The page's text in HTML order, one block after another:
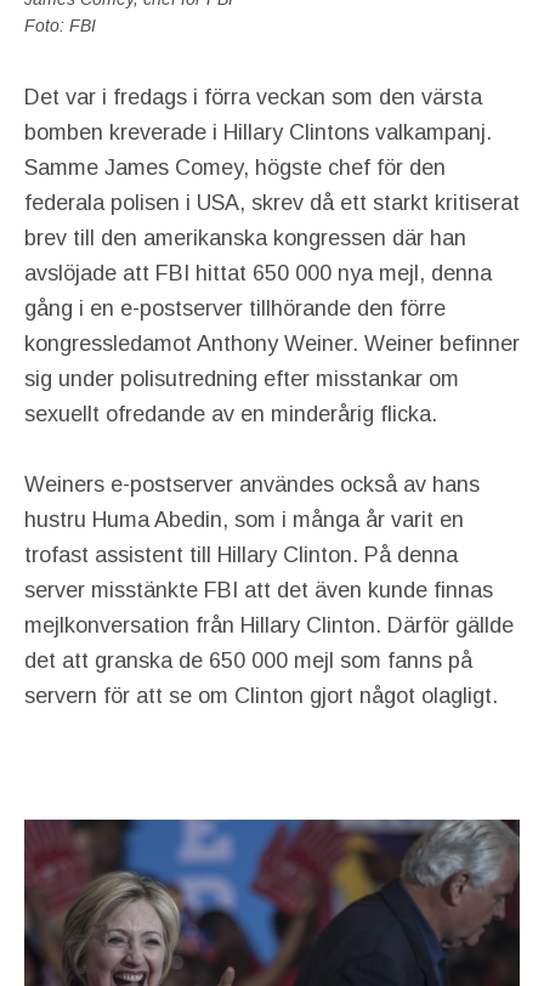
Foto: FBI
Det var i fredags i förra veckan som den värsta
bomben kreverade i Hillary Clintons valkampanj.
Samme James Comey, högste chef för den
federala polisen i USA, skrev då ett starkt kritiserat
brev till den amerikanska kongressen där han
avslöjade att FBI hittat 650 000 nya mejl, denna
gång i en e-postserver tillhörande den förre
kongressledamot Anthony Weiner. Weiner befinner
sig under polisutredning efter misstankar om
sexuellt ofredande av en minderårig flicka.
Weiners e-postserver användes också av hans
hustru Huma Abedin, som i många år varit en
trofast assistent till Hillary Clinton. På denna
server misstänkte FBI att det även kunde finnas
mejlkonversation från Hillary Clinton. Därför gällde
det att granska de 650 000 mejl som fanns på
servern för att se om Clinton gjort något olagligt.